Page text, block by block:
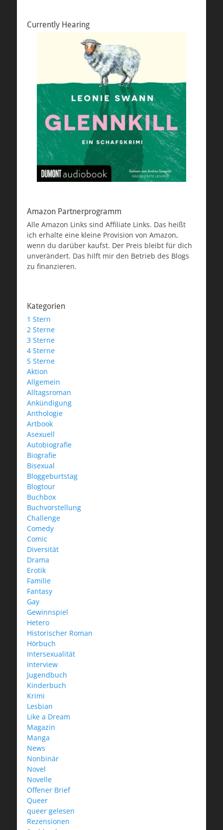
Currently Hearing
Amazon Partnerprogramm
Alle Amazon Links sind Affiliate Links. Das heißt
ich erhalte eine kleine Provision von Amazon,
wenn du darüber kaufst. Der Preis bleibt für dich
unverändert. Das hilft mir den Betrieb des Blogs
zu finanzieren.
Kategorien
1 Stern
2 Sterne
3 Sterne
4 Sterne
5 Sterne
Aktion
Allgemein
Alltagsroman
Ankündigung
Anthologie
Artbook
Asexuell
Autobiografie
Biografie
Bisexual
Bloggeburtstag
Blogtour
Buchbox
Buchvorstellung
Challenge
Comedy
Comic
Diversität
Drama
Erotik
Familie
Fantasy
Gay
Gewinnspiel
Hetero
Historischer Roman
Hörbuch
Intersexualität
Interview
Jugendbuch
Kinderbuch
Krimi
Lesbian
Like a Dream
Magazin
Manga
News
Nonbinär
Novel
Novelle
Offener Brief
Queer
queer gelesen
Rezensionen